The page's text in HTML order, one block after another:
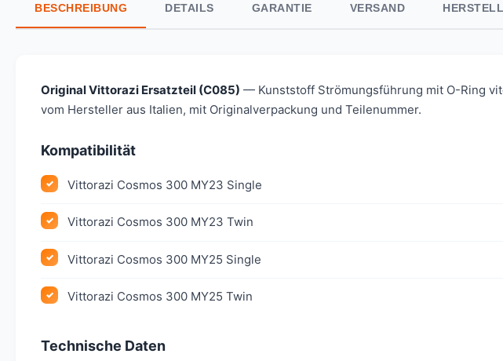
BESCHREIBUNG DETAILS GARANTIE VERSAND
Original Vittorazi Ersatzteil (C085) — Kunststoff Strömungsführung mit O-Ring
vom Hersteller aus Italien, mit Originalverpackung und Teilenummer.
Kompatibilität
Vittorazi Cosmos 300 MY23 Single
Vittorazi Cosmos 300 MY23 Twin
Vittorazi Cosmos 300 MY25 Single
Vittorazi Cosmos 300 MY25 Twin
Technische Daten